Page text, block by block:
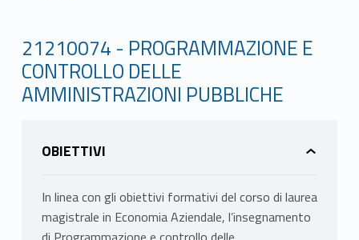
21210074 - PROGRAMMAZIONE E
CONTROLLO DELLE
AMMINISTRAZIONI PUBBLICHE
OBIETTIVI
In linea con gli obiettivi formativi del corso di laurea
magistrale in Economia Aziendale, l’insegnamento